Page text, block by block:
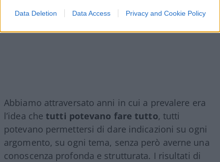
Data Deletion Data Access Privacy and Cookie Policy
Abbiamo attraversato anni in cui a prevalere era
l’idea che tutti potevano fare tutto, tutti
potevano permettersi di dare indicazioni su ogni
argomento, su ogni tema, senza però averne una
conoscenza profonda e strutturata. I risultati di